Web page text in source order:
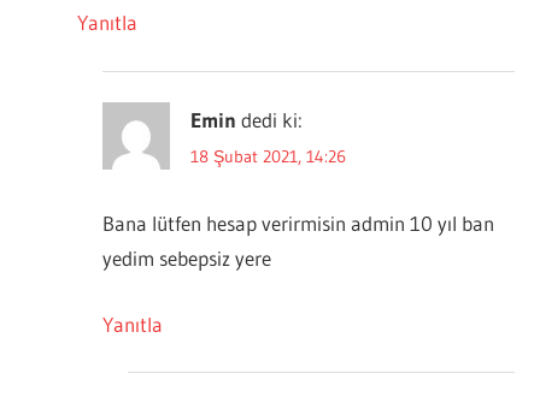
Yanıtla
Emin dedi ki:
18 Şubat 2021, 14:26
Bana lütfen hesap verirmisin admin 10 yıl ban
yedim sebepsiz yere
Yanıtla